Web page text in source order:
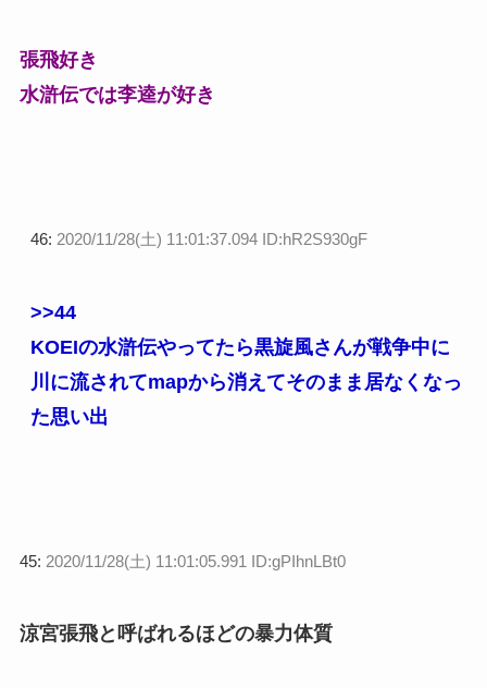
張飛好き
水滸伝では李逵が好き
46: 2020/11/28(土) 11:01:37.094 ID:hR2S930gF
>>44
KOEIの水滸伝やってたら黒旋風さんが戦争中に
川に流されてmapから消えてそのまま居なくなっ
た思い出
45: 2020/11/28(土) 11:01:05.991 ID:gPIhnLBt0
涼宮張飛と呼ばれるほどの暴力体質